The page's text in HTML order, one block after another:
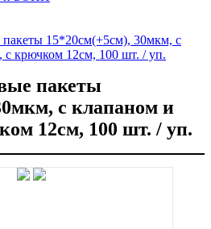
15*20см(+5см), 30мкм, с
с крючком 12см, 100 шт. / уп.
пакеты
с клапаном и
12см, 100 шт. / уп.